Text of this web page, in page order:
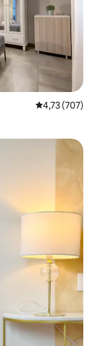
Средна
4,73 (707)